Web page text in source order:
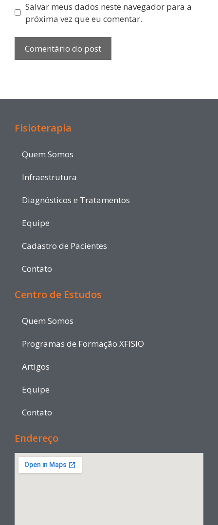
Salvar meus dados neste navegador para a
próxima vez que eu comentar.
Fisioterapia
Quem Somos
Infraestrutura
Diagnósticos e Tratamentos
Equipe
Cadastro de Pacientes
Contato
Centro de Estudos
Quem Somos
Programas de Formação XFISIO
Artigos
Equipe
Contato
Endereço